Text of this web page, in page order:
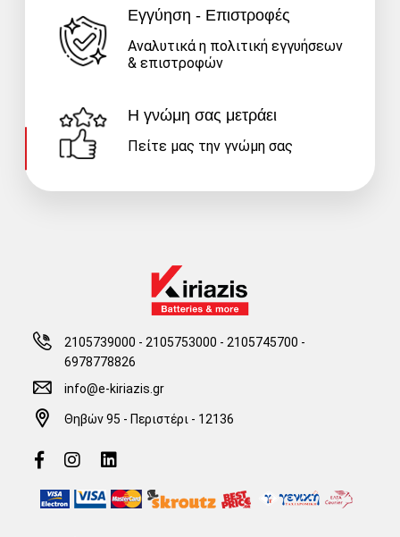
Εγγύηση - Επιστροφές
Αναλυτικά η πολιτική εγγυήσεων
& επιστροφών
Η γνώμη σας μετράει
Πείτε μας την γνώμη σας
2105739000 - 2105753000 - 2105745700 -
6978778826
info@e-kiriazis.gr
Θηβών 95 - Περιστέρι - 12136